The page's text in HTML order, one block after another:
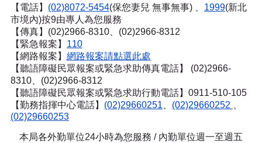
【電話】 (02)8072-5454(保您妻兒 無事無事) 、 1999(新北
市境內)按9由專人為您服務
【傳真】(02)2966-8310、(02)2966-8312
【緊急報案】 110
【網路報案】 網路報案請點選此處
【聽語障礙民眾報案或緊急求助傳真電話】
(02)2966-
8310、(02)2966-8312
【聽語障礙民眾報案或緊急求助行動電話】0911-510-105
【勤務指揮中心電話】 (02)29660251 (02)29660252
(02)29660253
本局各外勤單位24小時為您服務 / 內勤單位週一至週五